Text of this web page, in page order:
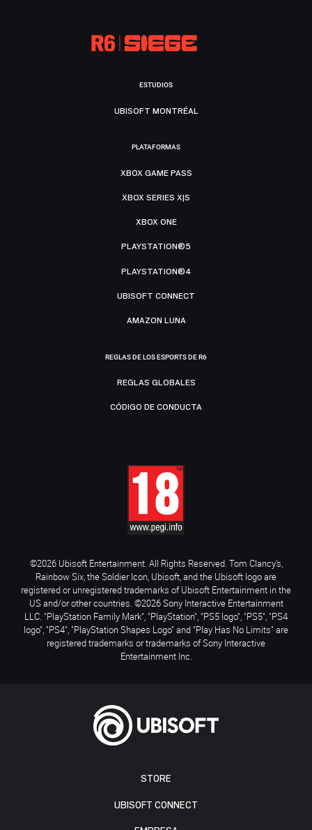
STORE
UBISOFT CONNECT
ESTUDIOS
UBISOFT MONTRÉAL
PLATAFORMAS
XBOX GAME PASS
XBOX SERIES X|S
XBOX ONE
PLAYSTATION®5
PLAYSTATION®4
UBISOFT CONNECT
AMAZON LUNA
REGLAS DE LOS ESPORTS DE R6
REGLAS GLOBALES
CÓDIGO DE CONDUCTA
©2026 Ubisoft Entertainment. All Rights Reserved. Tom Clancy’s,
Rainbow Six, the Soldier Icon, Ubisoft, and the Ubisoft logo are
registered or unregistered trademarks of Ubisoft Entertainment in the
US and/or other countries. ©2026 Sony Interactive Entertainment
LLC. "PlayStation Family Mark", "PlayStation", "PS5 logo", "PS5", "PS4
logo", "PS4", "PlayStation Shapes Logo" and "Play Has No Limits" are
registered trademarks or trademarks of Sony Interactive
Entertainment Inc.